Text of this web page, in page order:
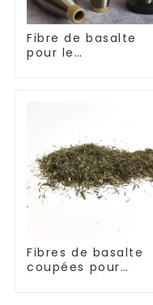
Fibre de basalte
pour le
Fibres de basalte
coupées pour